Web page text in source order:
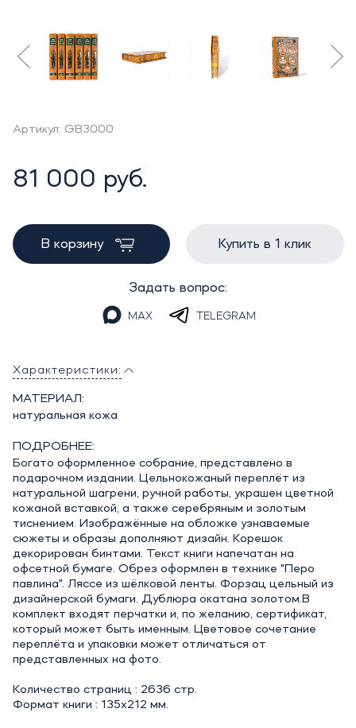
Артикул: GB3000
81 000 руб.
В корзину Купить в 1 клик
Задать вопрос:
MAX TELEGRAM
Характеристики:
МАТЕРИАЛ:
натуральная кожа
ПОДРОБНЕЕ:
Богато оформленное собрание, представлено в
подарочном издании. Цельнокожаный переплёт из
натуральной шагрени, ручной работы, украшен цветной
кожаной вставкой, а также серебряным и золотым
тиснением. Изображённые на обложке узнаваемые
сюжеты и образы дополняют дизайн. Корешок
декорирован бинтами. Текст книги напечатан на
офсетной бумаге. Обрез оформлен в технике "Перо
павлина". Ляссе из шёлковой ленты. Форзац цельный из
дизайнерской бумаги. Дублюра окатана золотом.В
комплект входят перчатки и, по желанию, сертификат,
который может быть именным. Цветовое сочетание
переплёта и упаковки может отличаться от
представленных на фото.
Количество страниц : 2636 стр.
Формат книги : 135х212 мм.